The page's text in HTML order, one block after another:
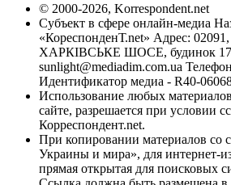
© 2000-2026, Korrespondent.net
Субъект в сфере онлайн-медиа
«КореспонденТ.net» Адрес: 02091,
ХАРКІВСЬКЕ ШОСЕ, будинок
sunlight@mediadim.com.ua
Идентификатор медиа - R40-
Использование любых
сайте, разрешается при условии
Корреспондент.net.
При копировании материалов со
Украины и мира», для интернет-
прямая открытая для поисковых